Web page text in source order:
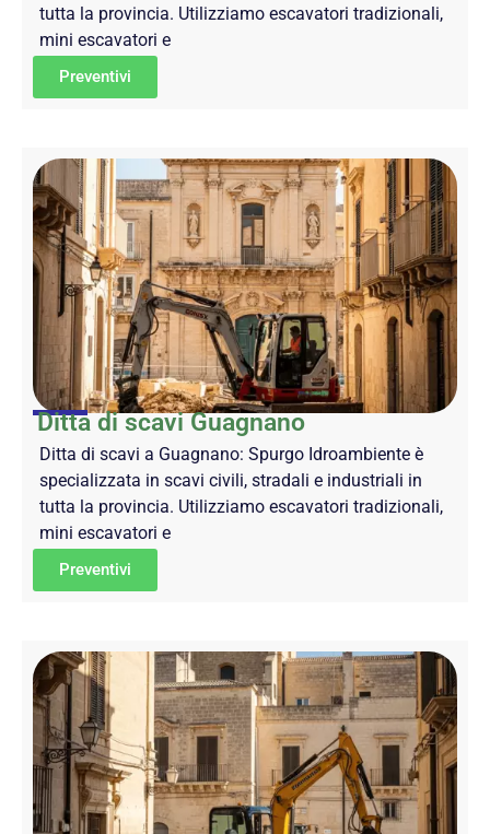
tutta la provincia. Utilizziamo escavatori tradizionali,
mini escavatori e
Preventivi
Ditta di scavi Guagnano
Ditta di scavi a Guagnano: Spurgo Idroambiente è
specializzata in scavi civili, stradali e industriali in
tutta la provincia. Utilizziamo escavatori tradizionali,
mini escavatori e
Preventivi